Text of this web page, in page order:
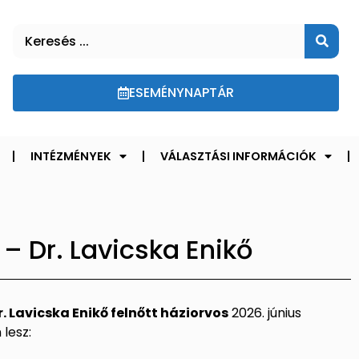
ESEMÉNYNAPTÁR
INTÉZMÉNYEK VÁLASZTÁSI INFORMÁCIÓK
Dr. Lavicska Enikő
Lavicska Enikő felnőtt háziorvos2026. június